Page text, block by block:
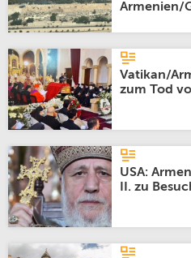
Armenien/
Vatikan/
zum Tod
USA:
II. zu